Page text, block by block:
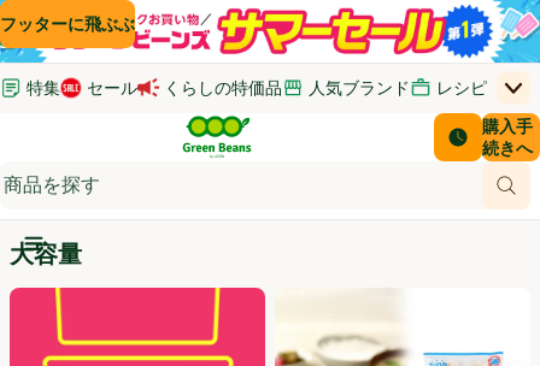
コンテンツに飛ぶ
検索に飛ぶ
フッターに飛ぶ
特集 セール くらしの特価品 人気ブランド レシピ
はじめてのお買い物ガイド
(新しいウィンドウで開く) (新しいウィンドウで開く)
サポート・ヘルプ・お問い合わせ
(新しいウィンドウで開く)
上
Green Beans
商
配送日時
購入手
続きへ
お客さ
￥0
メインメニュ―ボタン
大容量
おすすめ大容量